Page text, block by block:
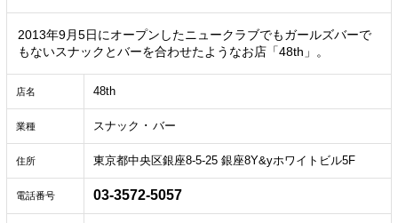
2013年9月5日にオープンしたニュークラブでもガールズバーで
もないスナックとバーを合わせたようなお店「48th」。
店名 48th
業種 スナック ･ バー
住所 東京都中央区銀座8-5-25 銀座8Y&yホワイトビル5F
電話番号 03-3572-5057